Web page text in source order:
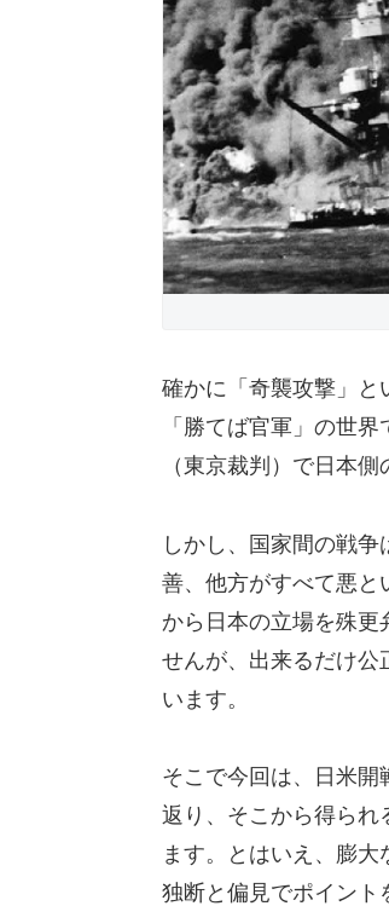
確かに「奇襲攻撃」と
「勝てば官軍」の世
（東京裁判）で日本
しかし、国家間の戦
善、他方がすべて悪と
から日本の立場を殊更
せんが、出来るだけ公
います。
そこで今回は、日米開
返り、そこから得られ
ます。とはいえ、膨
独断と偏見でポイント